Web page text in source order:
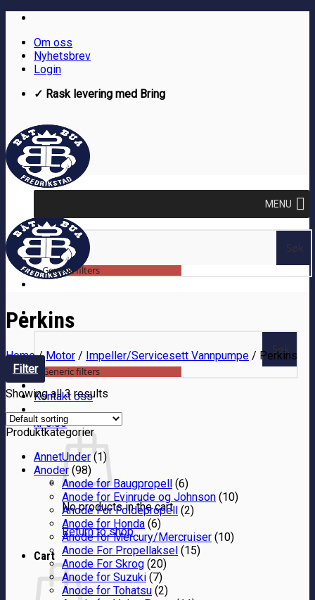
Skip
contentOm oss
Nyhetsbrev
Login
✓ Rask levering med Bring
Søk
Generic filters
Kontakt oss
kr0.00
No products in the cart.
Return to shop
Cart
MENU
Generic filters
Perkins
Home / Motor / Impeller/Servicesett Vannpumpe / Perkins
Filter
Showing all 3 results
Produktkategorier
AnnetUnder (1)
Anoder (98)
Anode for Baugpropell (6)
Anode for Evinrude og Johnson (10)
Anode For Foldepropell (2)
Anode for Honda (6)
Anode for Mercury/Mercruiser (10)
Anode For Propellaksel (15)
Anode For Skrog (20)
Anode for Suzuki (7)
Anode for Tohatsu (2)